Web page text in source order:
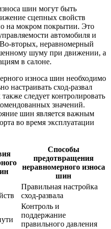
шин могут быть
сцепных свойств
на мокром покрытии. Это
автомобиля и
вторых, неравномерный
шуму при движении, а
в салоне.
износа шин необходимо
настраивать сход-развал
следует контролировать
значений.
шин является важным
во время эксплуатации
Способы
предотвращения
неравномерного износа
шин
Правильная настройка
сход-развала
Контроль и
поддержание
правильного давления